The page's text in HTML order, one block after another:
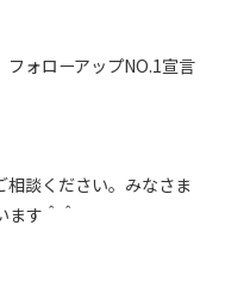
ォローアップNO.1宣言
談ください。 みなさま
す＾＾